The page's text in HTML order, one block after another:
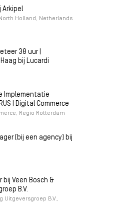
Arkipel
Holland, Netherlands
38 uur |
bij Lucardi
Implementatie
| Digital Commerce
Regio Rotterdam
(bij een agency) bij
bij Veen Bosch &
B.V.
Uitgeversgroep B.V.,